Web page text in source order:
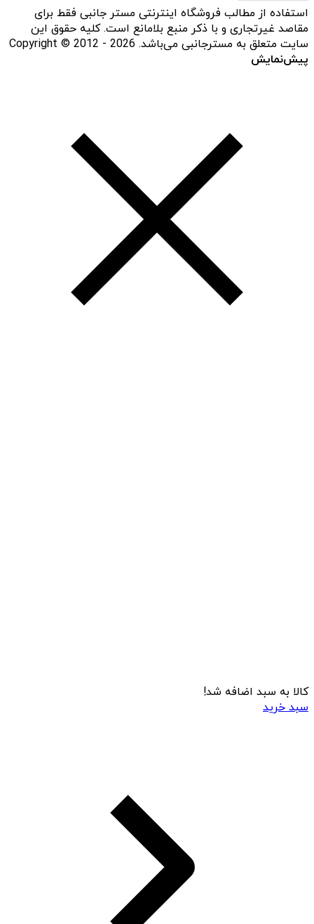
استفاده از مطالب فروشگاه اینترنتی مستر جانبی فقط برای
مقاصد غیرتجاری و با ذکر منبع بلامانع است. کلیه حقوق این
سایت متعلق به مسترجانبی می‌باشد. Copyright © 2012 - 2026
پیش‌نمایش
کالا به سبد اضافه شد!
سبد خرید